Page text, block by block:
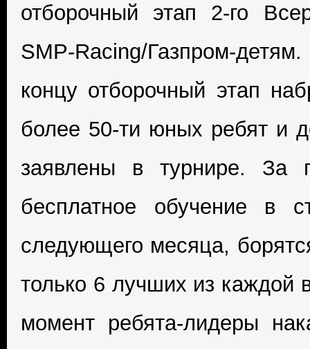
отборочный этап 2-го
SMP-Racing/Газпром-
концу отборочный этап
более 50-ти юных ребят и
заявлены в турнире. За
бесплатное обучение в
следующего месяца,
только 6 лучших из каждой
момент ребята-лидеры